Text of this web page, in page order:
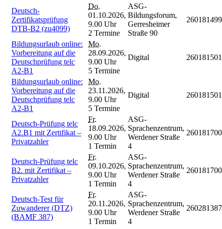
Deutsch-
Zertifikatsprüfung
DTB-B2 (zu4099)
Do.
01.10.2026,
9.00 Uhr
2 Termine
ASG-
Bildungsforum,
Gerresheimer
Straße 90
Bildungsurlaub online:
Vorbereitung auf die
Deutschprüfung telc
A2-B1
Mo.
28.09.2026,
9.00 Uhr
5 Termine
Digital
Bildungsurlaub online:
Vorbereitung auf die
Deutschprüfung telc
A2-B1
Mo.
23.11.2026,
9.00 Uhr
5 Termine
Digital
Deutsch-Prüfung telc
A2.B1 mit Zertifikat –
Privatzahler
Fr.
18.09.2026,
9.00 Uhr
1 Termin
ASG-
Sprachenzentrum,
Werdener Straße
4
Deutsch-Prüfung telc
B2. mit Zertifikat –
Privatzahler
Fr.
09.10.2026,
9.00 Uhr
1 Termin
ASG-
Sprachenzentrum,
Werdener Straße
4
Deutsch-Test für
Zuwanderer (DTZ)
(BAMF 387)
Fr.
20.11.2026,
9.00 Uhr
1 Termin
ASG-
Sprachenzentrum,
Werdener Straße
4